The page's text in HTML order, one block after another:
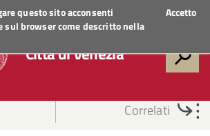
questo sito acconsenti
sul browser come descritto nella
Accetto
AI SERVIZI
Città di Venezia
Correlati